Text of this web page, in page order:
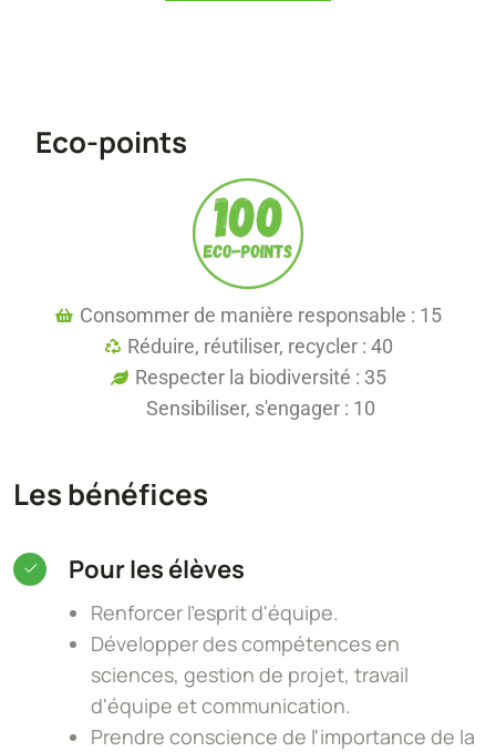
Eco-points
Consommer de manière responsable : 15
Réduire, réutiliser, recycler : 40
Respecter la biodiversité : 35
Sensibiliser, s'engager : 10
Les bénéfices
Pour les élèves
Renforcer l'esprit d'équipe.
Développer des compétences en
sciences, gestion de projet, travail
d'équipe et communication.
Prendre conscience de l'importance de la